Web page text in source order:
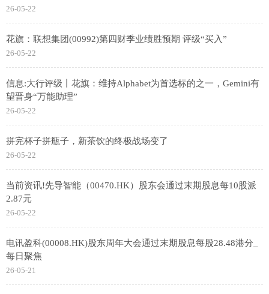
26-05-22
花旗：联想集团(00992)第四财季业绩胜预期 评级“买入”
26-05-22
信息:大行评级丨花旗：维持Alphabet为首选标的之一，Gemini有
望晋身“万能助理”
26-05-22
拼完杯子拼瓶子，新茶饮的终极战场变了
26-05-22
当前资讯!先导智能（00470.HK）股东会通过末期股息每10股派
2.87元
26-05-22
电讯盈科(00008.HK)股东周年大会通过末期股息每股28.48港分_
每日聚焦
26-05-21